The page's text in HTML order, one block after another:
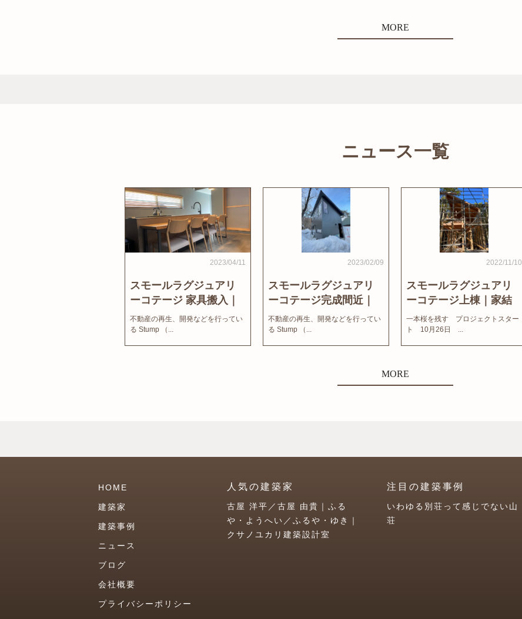
MORE
ニュース一覧
2023/04/11
スモールラグジュアリ
ーコテージ 家具搬入｜
家結びNews
不動産の再生、開発などを行ってい
る Stump （...
2023/02/09
スモールラグジュアリ
ーコテージ完成間近｜
家結びNews
不動産の再生、開発などを行ってい
る Stump （...
2022/11/10
スモールラグジュアリ
ーコテージ上棟｜家結
びNews
一本桜を残す プロジェクトスター
ト 10月26日 ...
MORE
HOME
建築家
建築事例
ニュース
ブログ
会社概要
プライバシーポリシー
人気の建築家
古屋 洋平／古屋 由貴｜ふる
や・ようへい／ふるや・ゆき｜
クサノユカリ建築設計室
注目の建築事例
いわゆる別荘って感じでない山
荘